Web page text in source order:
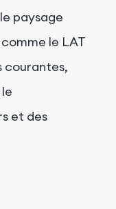
paysage
le LAT
courantes,
et des